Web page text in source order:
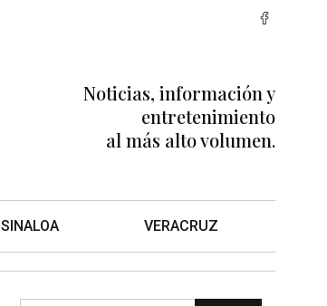
Noticias, información y
entretenimiento
al más alto volumen.
SINALOA VERACRUZ